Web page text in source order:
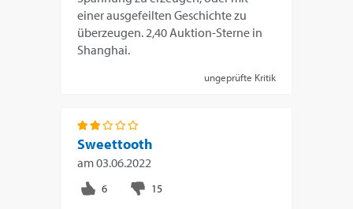
einer ausgefeilten Geschichte zu
überzeugen. 2,40 Auktion-Sterne in
Shanghai.
ungeprüfte Kritik
Sweettooth
am03.06.2022